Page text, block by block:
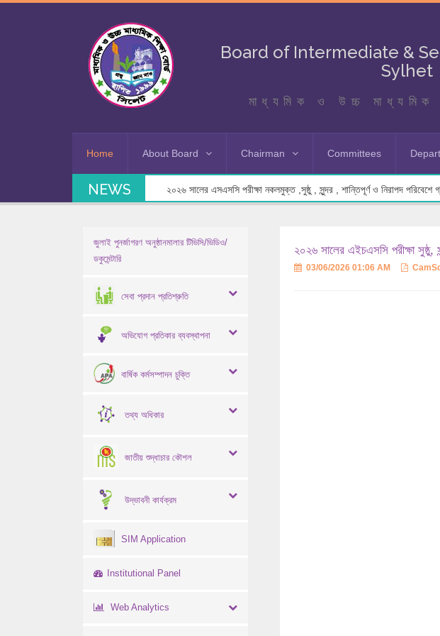
Board of Intermediate &
Sylhet
মাধ্যমিক ও উচ্চ মাধ্যমিক
Home About Board Chairman Committees
NEWS ২০২৬ সালের এসএসসি পরীক্ষা নকলমুক্ত ,সুষ্ঠু , সুন্দর , শান্তিপূর্ণ ও নিরাপদ পরিবেশে
জুলাই পুনর্জাগরণ অনুষ্ঠানমালার টিভিসি/ভিডিও/
ডকুমেন্টারি
সেবা প্রদান প্রতিশ্রুতি
অভিযোগ প্রতিকার ব্যবস্থাপনা
বার্ষিক কর্মসম্পাদন চুক্তি
তথ্য অধিকার
জাতীয় শুদ্ধাচার কৌশল
উদ্ভাবনী কার্যক্রম
SIM Application
Institutional Panel
Web Analytics
২০২৬ সালের এইচএসসি পরীক্ষা সুষ্ঠু,
03/06/2026 01:06 AM